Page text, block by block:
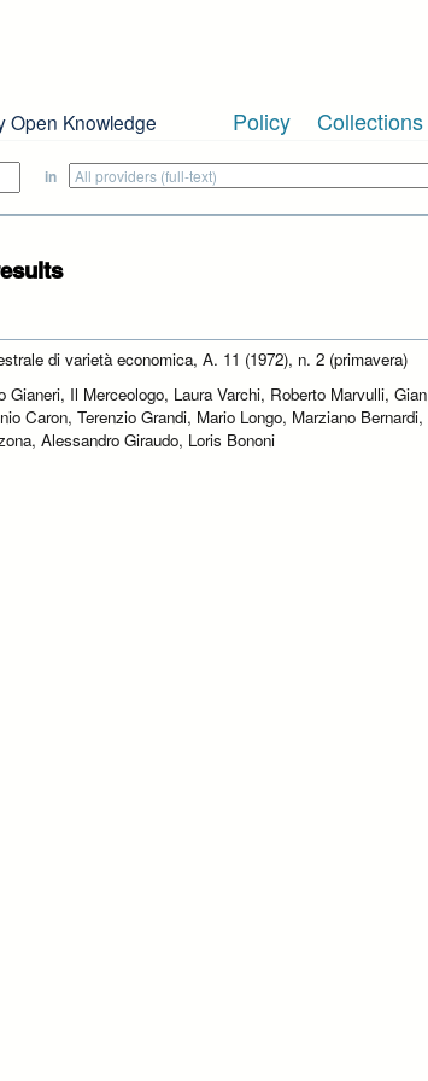
Open Knowledge Policy Collections
in
di varietà economica, A. 11 (1972), n. 2 (primavera)
Gianeri, Il Merceologo, Laura Varchi, Roberto Marvulli, Gian
Caron, Terenzio Grandi, Mario Longo, Marziano Bernardi,
Alessandro Giraudo, Loris Bononi